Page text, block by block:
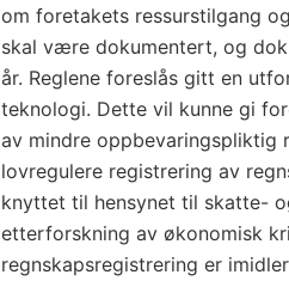
om foretakets ressurstilgang
skal være dokumentert, og
år. Reglene foreslås gitt en
teknologi. Dette vil kunne gi
av mindre oppbevaringspliktig
lovregulere registrering av
knyttet til hensynet til skatte-
etterforskning av økonomisk
regnskapsregistrering er